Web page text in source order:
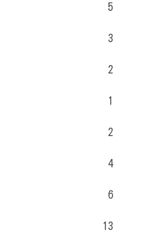
5
3
2
1
2
4
6
13